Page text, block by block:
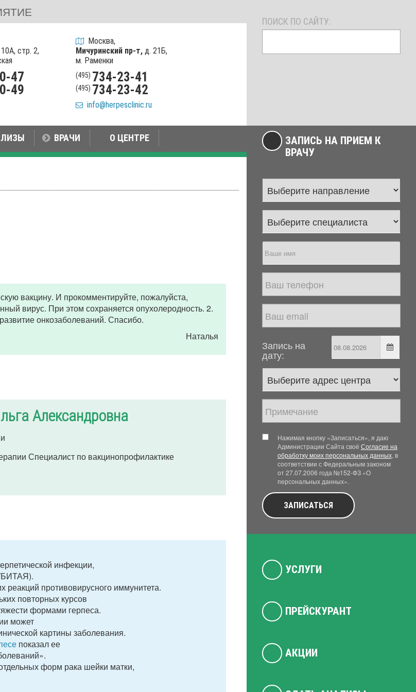
стр. 2,
47
49
Москва,
Мичуринский пр-т, д. 21Б,
м. Раменки
(495) 734-23-41
(495) 734-23-42
info@herpesclinic.ru
ПОИСК ПО САЙТУ:
ВРАЧИ О ЦЕНТРЕ
вакцину. И прокомментируйте, пожалуйста,
вирус. При этом сохраняется опухолеродность. 2.
онкозаболеваний. Спасибо.
Наталья
Александровна
Специалист по вакцинопрофилактике
инфекции,
противовирусного иммунитета.
повторных курсов
формами герпеса.
может
картины заболевания.
показал ее
форм рака шейки матки,
ЗАПИСЬ НА ПРИЕМ К
ВРАЧУ
Запись на
дату:
Нажимая кнопку «Записаться», я даю
Администрации Сайта своё Согласие на
обработку моих персональных данных, в
соответствии с Федеральным законом
от 27.07.2006 года №152-ФЗ «О
персональных данных».
ЗАПИСАТЬСЯ
УСЛУГИ
ПРЕЙСКУРАНТ
АКЦИИ